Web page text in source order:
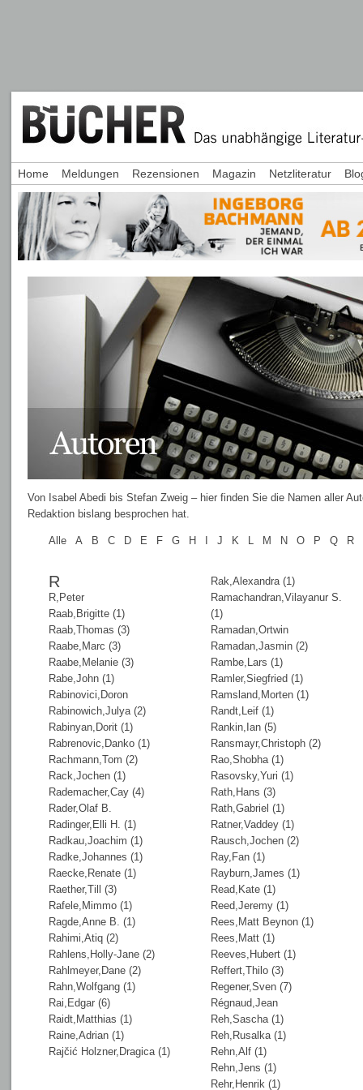
Von Isabel Abedi bis Stefan Zweig – hier finden Sie die Namen aller
Redaktion bislang besprochen hat.
Alle A B C D E F G H J K L M N O P Q R
R
R,Peter
Raab,Brigitte (1)
Raab,Thomas (3)
Raabe,Marc (3)
Raabe,Melanie (3)
Rabe,John (1)
Rabinovici,Doron
Rabinowich,Julya (2)
Rabinyan,Dorit (1)
Rabrenovic,Danko (1)
Rachmann,Tom (2)
Rack,Jochen (1)
Rademacher,Cay (4)
Rader,Olaf B.
Radinger,Elli H. (1)
Radkau,Joachim (1)
Radke,Johannes (1)
Raecke,Renate (1)
Raether,Till (3)
Rafele,Mimmo (1)
Ragde,Anne B. (1)
Rahimi,Atiq (2)
Rahlens,Holly-Jane (2)
Rahlmeyer,Dane (2)
Rahn,Wolfgang (1)
Rai,Edgar (6)
Raidt,Matthias (1)
Raine,Adrian (1)
Rajčić Holzner,Dragica (1)
Rak,Alexandra (1)
Ramachandran,Vilayanur S.
(1)
Ramadan,Ortwin
Ramadan,Jasmin (2)
Rambe,Lars (1)
Ramler,Siegfried (1)
Ramsland,Morten (1)
Randt,Leif (1)
Rankin,Ian (5)
Ransmayr,Christoph (2)
Rao,Shobha (1)
Rasovsky,Yuri (1)
Rath,Hans (3)
Rath,Gabriel (1)
Ratner,Vaddey (1)
Rausch,Jochen (2)
Ray,Fan (1)
Rayburn,James (1)
Read,Kate (1)
Reed,Jeremy (1)
Rees,Matt Beynon (1)
Rees,Matt (1)
Reeves,Hubert (1)
Reffert,Thilo (3)
Regener,Sven (7)
Régnaud,Jean
Reh,Sascha (1)
Reh,Rusalka (1)
Rehn,Alf (1)
Rehn,Jens (1)
Rehr,Henrik (1)
Home Meldungen Rezensionen Magazin Netzliteratur